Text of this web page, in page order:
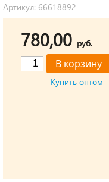
Артикул: 66618892
780,00 руб.
Купить оптом